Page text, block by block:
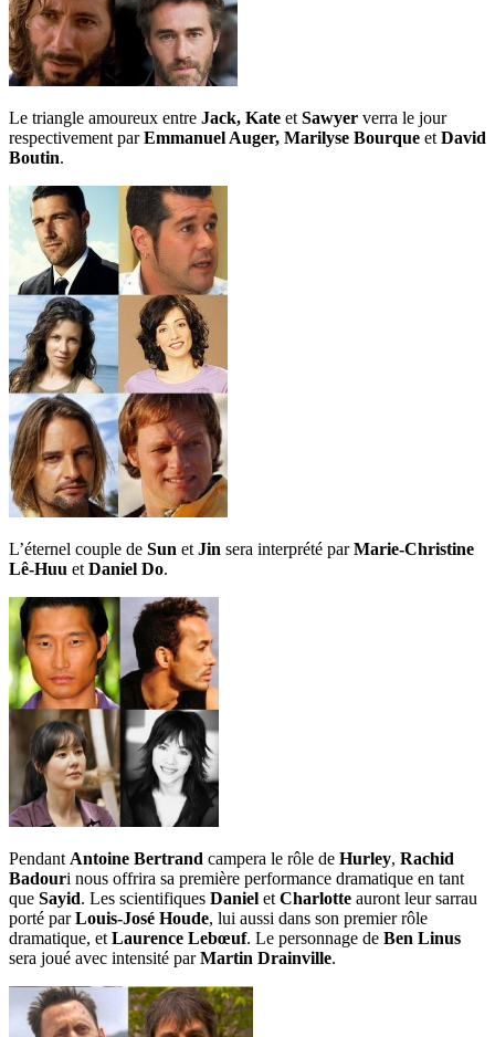
Le triangle amoureux entre Jack, Kate et Sawyer verra le jour
respectivement parEmmanuel Auger, Marilyse Bourque et David
Boutin.
L’éternel couple de Sun et Jin sera interprété parMarie-Christine
Lê-Huu et Daniel Do.
Pendant Antoine Bertrand campera le rôle de Hurley, Rachid
Badouri nous offrira sa première performance dramatique en tant
que Sayid. Les scientifiques Daniel et Charlotte auront leur sarrau
porté parLouis-José Houde, lui aussi dans son premier rôle
dramatique, et Laurence Lebœuf. Le personnage de Ben Linus
sera joué avec intensité parMartin Drainville.